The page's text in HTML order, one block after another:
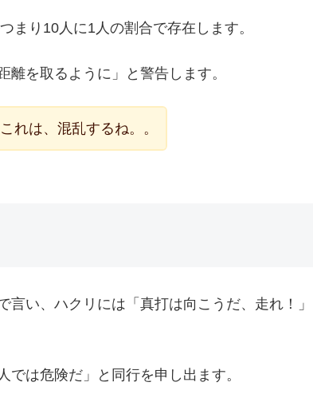
まり10人に1人の割合で存在します。
を取るように」と警告します。
れは、混乱するね。。
い、ハクリには「真打は向こうだ、走れ！」
は危険だ」と同行を申し出ます。